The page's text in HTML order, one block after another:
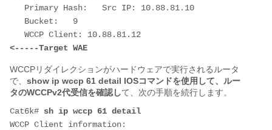
<-----Target WAE
WCCPリダイレクションがハードウェアで実行されるルータ
で、 show ip wccp 61 detail IOSコマンドを使用して、ルー
タのWCCPv2代受信を確認して、次の手順を続行します。
Cat6k# sh ip wccp 61 detail
WCCP Client information: